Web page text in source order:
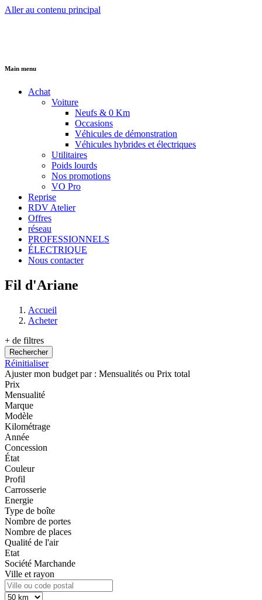
Aller au contenu principal
Main menu
Achat
Voiture
Neufs & 0 Km
Occasions
Véhicules de démonstration
Véhicules hybrides et électriques
Utilitaires
Poids lourds
Nos promotions
VO Pro
Reprise
RDV Atelier
Offres
réseau
PROFESSIONNELS
ÉLECTRIQUE
Nous contacter
Fil d'Ariane
Accueil
Acheter
+ de filtres
Réinitialiser
Ajuster mon budget par : Mensualités ou Prix total
Prix
Mensualité
Marque
Modèle
Kilométrage
Année
Concession
État
Couleur
Profil
Carrosserie
Energie
Type de boîte
Nombre de portes
Nombre de places
Qualité de l'air
Etat
Société Marchande
Ville et rayon